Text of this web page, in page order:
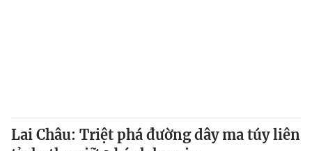
Emagazine Podcast
Lai Châu: Triệt phá đường dây ma túy liên